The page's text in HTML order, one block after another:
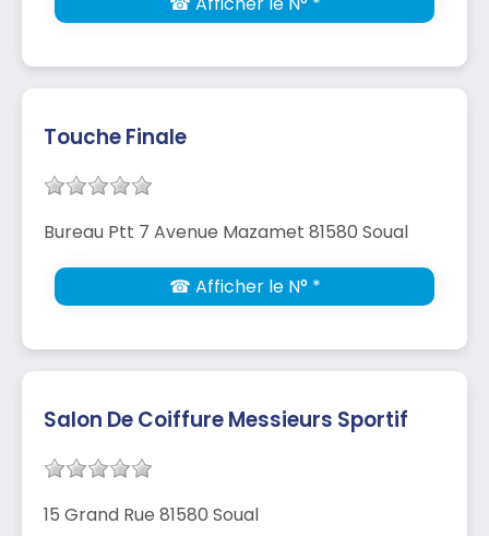
Touche Finale
Bureau Ptt 7 Avenue Mazamet 81580 Soual
☎ Afficher le N° *
Salon De Coiffure Messieurs Sportif
15 Grand Rue 81580 Soual